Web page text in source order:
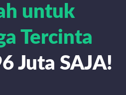
untuk
Tercinta
Juta SAJA!